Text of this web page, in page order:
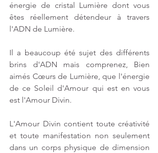
énergie de cristal Lumière dont vous
êtes réellement détendeur à travers
l'ADN de Lumière.
Il a beaucoup été sujet des différents
brins d'ADN mais comprenez, Bien
aimés Cœurs de Lumière, que l'énergie
de ce Soleil d'Amour qui est en vous
est l'Amour Divin.
L'Amour Divin contient toute créativité
et toute manifestation non seulement
dans un corps physique de dimension